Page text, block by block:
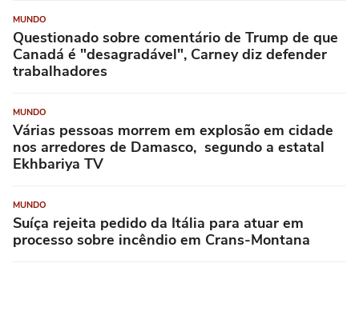
MUNDO
Questionado sobre comentário de Trump de que
Canadá é "desagradável", Carney diz defender
trabalhadores
MUNDO
Várias pessoas morrem em explosão em cidade
nos arredores de Damasco, segundo a estatal
Ekhbariya TV
MUNDO
Suíça rejeita pedido da Itália para atuar em
processo sobre incêndio em Crans-Montana